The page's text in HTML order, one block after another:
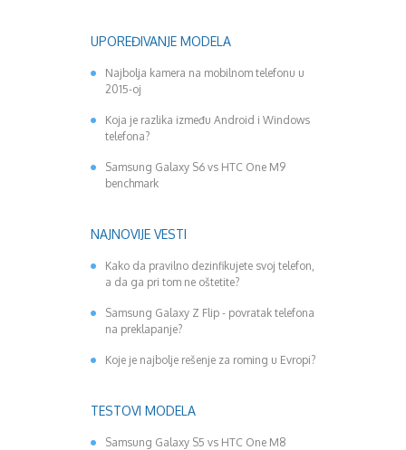
UPOREĐIVANJE MODELA
Najbolja kamera na mobilnom telefonu u
2015-oj
Koja je razlika između Android i Windows
telefona?
Samsung Galaxy S6 vs HTC One M9
benchmark
NAJNOVIJE VESTI
Kako da pravilno dezinfikujete svoj telefon,
a da ga pri tom ne oštetite?
Samsung Galaxy Z Flip - povratak telefona
na preklapanje?
Koje je najbolje rešenje za roming u Evropi?
TESTOVI MODELA
Samsung Galaxy S5 vs HTC One M8